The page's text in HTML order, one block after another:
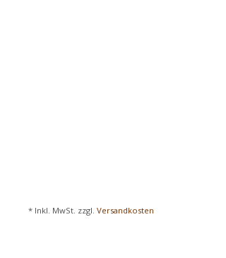
* Inkl. MwSt. zzgl. Versandkosten